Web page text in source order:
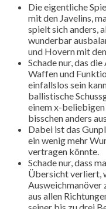
Die eigentliche
mit den Javelins,
spielt sich anders,
wunderbar
und Hovern mit
Schade nur, das
Waffen und
einfallslos sein
ballistische
einem x-
bisschen anders
Dabei ist das
ein wenig mehr
vertragen könnte.
Schade nur, dass
Übersicht verliert,
Ausweichmanöver
aus allen
seiner bis zu drei